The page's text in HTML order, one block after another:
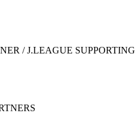
/ J.LEAGUE SUPPORTING